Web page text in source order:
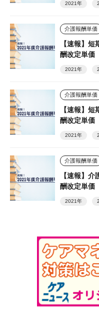
2021年
介護報酬単価
【速報】
酬改定単価
2021年
介護報酬単価
【速報】
酬改定単価
2021年
介護報酬単価
【速報】
酬改定単価
2021年